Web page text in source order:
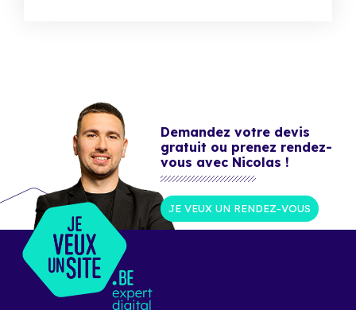
Demandez votre devis
gratuit ou prenez rendez-
vous avec Nicolas !
JE VEUX UN RENDEZ-VOUS